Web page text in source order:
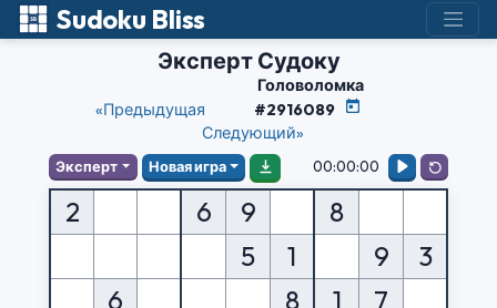
Sudoku Bliss
Эксперт Судоку
«Предыдущая
Головоломка
#2916089
Следующий»
Эксперт Новая игра 00:00:00
2 6 9
8
5
1 9
3
6
8 1 7